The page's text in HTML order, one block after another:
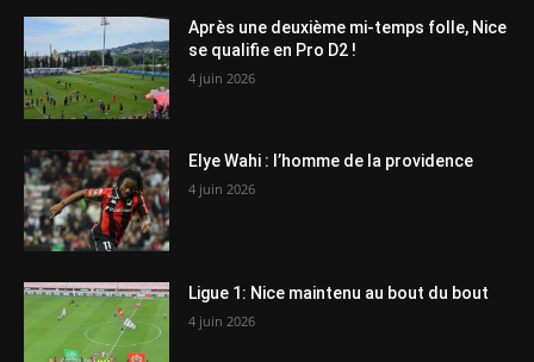
Après une deuxième mi-temps folle, Nice
se qualifie en Pro D2 !
4 juin 2026
Elye Wahi : l’homme de la providence
4 juin 2026
Ligue 1: Nice maintenu au bout du bout
4 juin 2026